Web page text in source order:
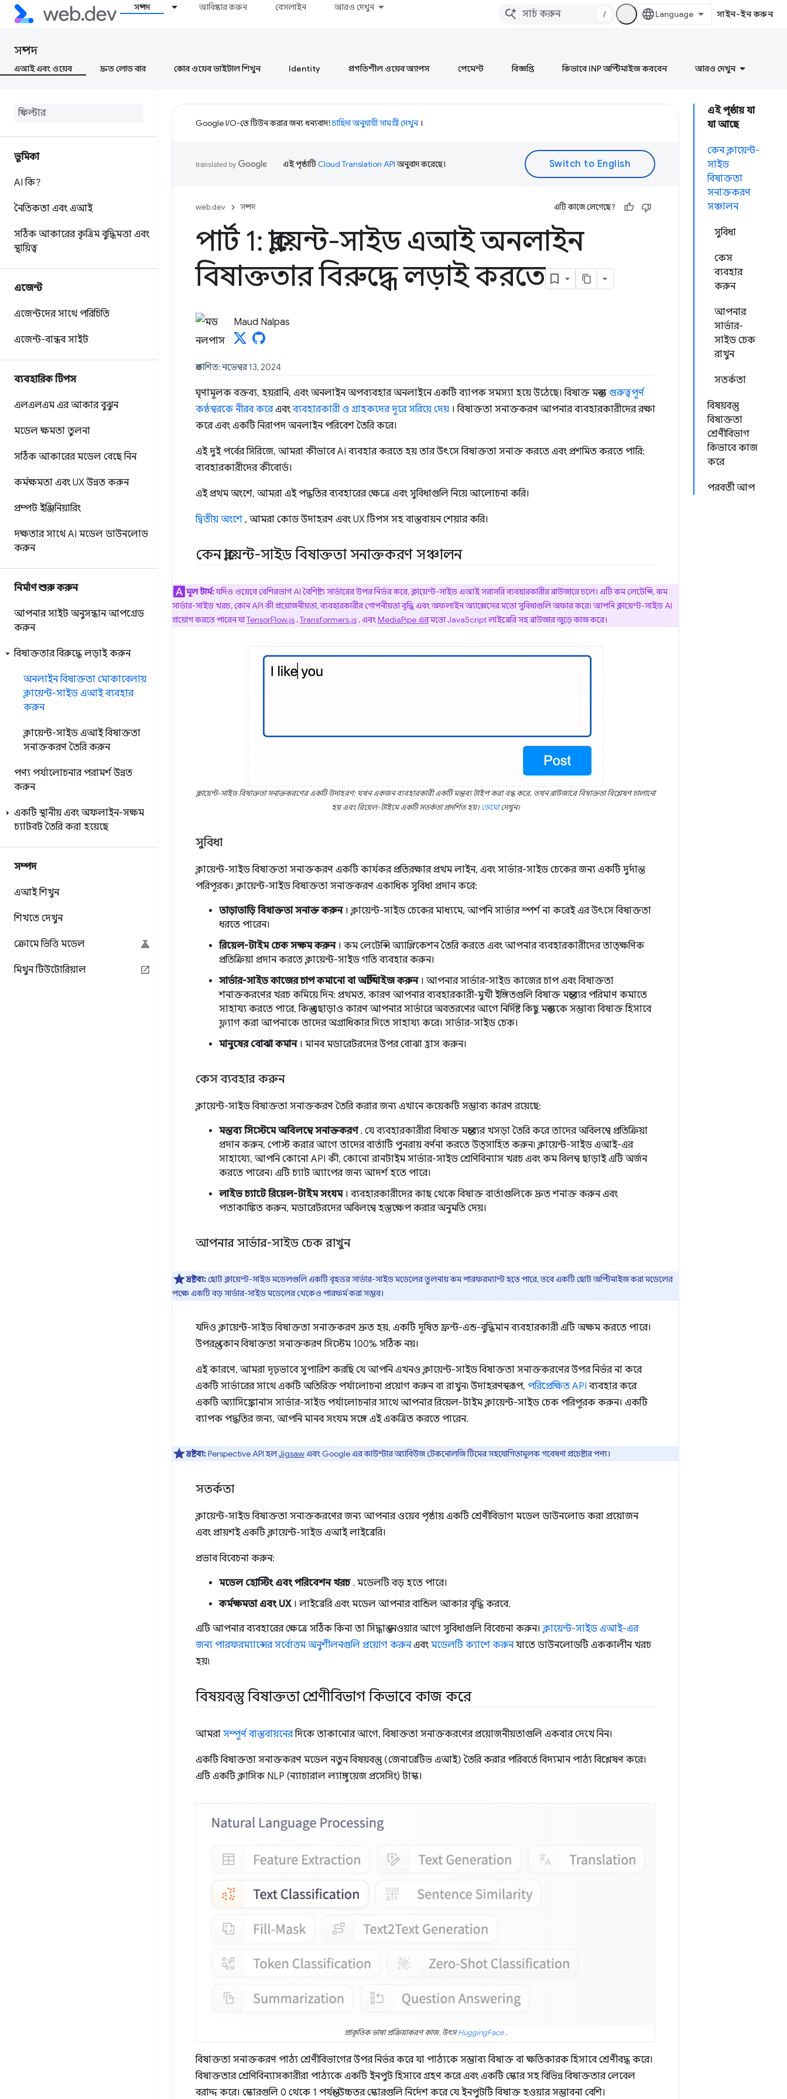
সম্পদ আবিষ্কার করুন বেসলাইন আরও দেখুন
/ সাইন-ইন করুন
সম্পদ
এআই এবং ওয়েব দ্রুত লোড বার কোর ওয়েব ভাইটাল শিখুন Identity প্রগতিশীল ওয়েব অ্যাপস পেমেন্ট বিজ্ঞপ্তি কিভাবে INP অপ্টিমাইজ করবেন আরও দেখুন
ভূমিকা
AI কি?
নৈতিকতা এবং এআই
সঠিক আকারের কৃত্রিম বুদ্ধিমত্তা এবং
স্থায়িত্ব
এজেন্ট
এজেন্টদের সাথে পরিচিতি
এজেন্ট-বান্ধব সাইট
ব্যবহারিক টিপস
এলএলএম এর আকার বুঝুন
মডেল ক্ষমতা তুলনা
সঠিক আকারের মডেল বেছে নিন
কর্মক্ষমতা এবং UX উন্নত করুন
প্রম্পট ইঞ্জিনিয়ারিং
দক্ষতার সাথে AI মডেল ডাউনলোড
করুন
নির্মাণ শুরু করুন
আপনার সাইট অনুসন্ধান আপগ্রেড
করুন
বিষাক্ততার বিরুদ্ধে লড়াই করুন
অনলাইন বিষাক্ততা মোকাবেলায়
ক্লায়েন্ট-সাইড এআই ব্যবহার
করুন
ক্লায়েন্ট-সাইড এআই বিষাক্ততা
সনাক্তকরণ তৈরি করুন
পণ্য পর্যালোচনার পরামর্শ উন্নত
করুন
একটি স্থানীয় এবং অফলাইন-সক্ষম
চ্যাটবট তৈরি করা হয়েছে
সম্পদ
এআই শিখুন
শিখতে দেখুন
ক্রোমে ভিত্তি মডেল
মিথুন টিউটোরিয়াল
এই পৃষ্ঠায় যা
যা আছে
কেন ক্লায়েন্ট-
সাইড
বিষাক্ততা
সনাক্তকরণ
সঞ্চালন
সুবিধা
কেস
ব্যবহার
করুন
আপনার
সার্ভার-
সাইড চেক
রাখুন
সতর্কতা
বিষয়বস্তু
বিষাক্ততা
শ্রেণীবিভাগ
কিভাবে কাজ
করে
পরবর্তী আপ
Google I/O-তে টিউন করার জন্য ধন্যবাদ!চাহিদা অনুযায়ী সামগ্রী দেখুন।
এই পৃষ্ঠাটিCloud Translation APIঅনুবাদ করেছে।
web.dev সম্পদ এটি কাজে লেগেছে?
পার্ট 1: ক্লায়েন্ট-সাইড এআই অনলাইন
বিষাক্ততার বিরুদ্ধে লড়াই করতে
Maud Nalpas
প্রকাশিত: নভেম্বর 13, 2024
ঘৃণামূলক বক্তব্য, হয়রানি, এবং অনলাইন অপব্যবহার অনলাইনে একটি ব্যাপক সমস্যা হয়ে উঠেছে। বিষাক্ত মন্তব্য গুরুত্বপূর্ণ
কণ্ঠস্বরকে নীরব করেএবংব্যবহারকারী ও গ্রাহকদের দূরে সরিয়ে দেয় । বিষাক্ততা সনাক্তকরণ আপনার ব্যবহারকারীদের রক্ষা
করে এবং একটি নিরাপদ অনলাইন পরিবেশ তৈরি করে।
এই দুই পর্বের সিরিজে, আমরা কীভাবে AI ব্যবহার করতে হয় তার উৎসে বিষাক্ততা সনাক্ত করতে এবং প্রশমিত করতে পারি:
ব্যবহারকারীদের কীবোর্ড।
এই প্রথম অংশে, আমরা এই পদ্ধতির ব্যবহারের ক্ষেত্রে এবং সুবিধাগুলি নিয়ে আলোচনা করি।
দ্বিতীয় অংশে , আমরা কোড উদাহরণ এবং UX টিপস সহ বাস্তবায়ন শেয়ার করি।
কেন ক্লায়েন্ট-সাইড বিষাক্ততা সনাক্তকরণ সঞ্চালন
মূল টার্ম:যদিও ওয়েবে বেশিরভাগ AI বৈশিষ্ট্য সার্ভারের উপর নির্ভর করে, ক্লায়েন্ট-সাইড এআই সরাসরি ব্যবহারকারীর ব্রাউজারে চলে। এটি কম লেটেন্সি, কম
সার্ভার-সাইড খরচ, কোন API কী প্রয়োজনীয়তা, ব্যবহারকারীর গোপনীয়তা বৃদ্ধি এবং অফলাইন অ্যাক্সেসের মতো সুবিধাগুলি অফার করে৷ আপনি ক্লায়েন্ট-সাইড AI
প্রয়োগ করতে পারেন যাTensorFlow.js ,Transformers.js , এবংMediaPipe এরমতো JavaScript লাইব্রেরি সহ ব্রাউজার জুড়ে কাজ করে।
ক্লায়েন্ট-সাইড বিষাক্ততা সনাক্তকরণের একটি উদাহরণ: যখন একজন ব্যবহারকারী একটি মন্তব্য টাইপ করা বন্ধ করে, তখন ব্রাউজারে বিষাক্ততা বিশ্লেষণ চালানো
হয় এবং রিয়েল-টাইমে একটি সতর্কতা প্রদর্শিত হয়।ডেমোদেখুন।
সুবিধা
ক্লায়েন্ট-সাইড বিষাক্ততা সনাক্তকরণ একটি কার্যকর প্রতিরক্ষার প্রথম লাইন, এবং সার্ভার-সাইড চেকের জন্য একটি দুর্দান্ত
পরিপূরক। ক্লায়েন্ট-সাইড বিষাক্ততা সনাক্তকরণ একাধিক সুবিধা প্রদান করে:
তাড়াতাড়ি বিষাক্ততা সনাক্ত করুন। ক্লায়েন্ট-সাইড চেকের মাধ্যমে, আপনি সার্ভার স্পর্শ না করেই এর উৎসে বিষাক্ততা
ধরতে পারেন।
রিয়েল-টাইম চেক সক্ষম করুন। কম লেটেন্সি অ্যাপ্লিকেশন তৈরি করতে এবং আপনার ব্যবহারকারীদের তাত্ক্ষণিক
প্রতিক্রিয়া প্রদান করতে ক্লায়েন্ট-সাইড গতি ব্যবহার করুন।
সার্ভার-সাইড কাজের চাপ কমানো বা অপ্টিমাইজ করুন। আপনার সার্ভার-সাইড কাজের চাপ এবং বিষাক্ততা
শনাক্তকরণের খরচ কমিয়ে দিন: প্রথমত, কারণ আপনার ব্যবহারকারী-মুখী ইঙ্গিতগুলি বিষাক্ত মন্তব্যের পরিমাণ কমাতে
সাহায্য করতে পারে, কিন্তু এছাড়াও কারণ আপনার সার্ভারে অবতরণের আগে নির্দিষ্ট কিছু মন্তব্যকে সম্ভাব্য বিষাক্ত হিসাবে
ফ্ল্যাগ করা আপনাকে তাদের অগ্রাধিকার দিতে সাহায্য করে। সার্ভার-সাইড চেক।
মানুষের বোঝা কমান। মানব মডারেটরদের উপর বোঝা হ্রাস করুন।
কেস ব্যবহার করুন
ক্লায়েন্ট-সাইড বিষাক্ততা সনাক্তকরণ তৈরি করার জন্য এখানে কয়েকটি সম্ভাব্য কারণ রয়েছে:
মন্তব্য সিস্টেমে অবিলম্বে সনাক্তকরণ. যে ব্যবহারকারীরা বিষাক্ত মন্তব্যের খসড়া তৈরি করে তাদের অবিলম্বে প্রতিক্রিয়া
প্রদান করুন, পোস্ট করার আগে তাদের বার্তাটি পুনরায় বর্ণনা করতে উত্সাহিত করুন৷ ক্লায়েন্ট-সাইড এআই-এর
সাহায্যে, আপনি কোনো API কী, কোনো রানটাইম সার্ভার-সাইড শ্রেণিবিন্যাস খরচ এবং কম বিলম্ব ছাড়াই এটি অর্জন
করতে পারেন। এটি চ্যাট অ্যাপের জন্য আদর্শ হতে পারে।
লাইভ চ্যাটে রিয়েল-টাইম সংযম। ব্যবহারকারীদের কাছ থেকে বিষাক্ত বার্তাগুলিকে দ্রুত শনাক্ত করুন এবং
পতাকাঙ্কিত করুন, মডারেটরদের অবিলম্বে হস্তক্ষেপ করার অনুমতি দেয়।
আপনার সার্ভার-সাইড চেক রাখুন
দ্রষ্টব্য:ছোট ক্লায়েন্ট-সাইড মডেলগুলি একটি বৃহত্তর সার্ভার-সাইড মডেলের তুলনায় কম পারফরম্যান্ট হতে পারে, তবে একটি ছোট অপ্টিমাইজ করা মডেলের
পক্ষে একটি বড় সার্ভার-সাইড মডেলের থেকেও পারফর্ম করা সম্ভব।
যদিও ক্লায়েন্ট-সাইড বিষাক্ততা সনাক্তকরণ দ্রুত হয়, একটি দূষিত ফ্রন্ট-এন্ড-বুদ্ধিমান ব্যবহারকারী এটি অক্ষম করতে পারে।
উপরন্তু, কোন বিষাক্ততা সনাক্তকরণ সিস্টেম 100% সঠিক নয়।
এই কারণে, আমরা দৃঢ়ভাবে সুপারিশ করছি যে আপনি এখনও ক্লায়েন্ট-সাইড বিষাক্ততা সনাক্তকরণের উপর নির্ভর না করে
একটি সার্ভারের সাথে একটি অতিরিক্ত পর্যালোচনা প্রয়োগ করুন বা রাখুন৷ উদাহরণস্বরূপ, পরিপ্রেক্ষিত API ব্যবহার করে
একটি অ্যাসিঙ্ক্রোনাস সার্ভার-সাইড পর্যালোচনার সাথে আপনার রিয়েল-টাইম ক্লায়েন্ট-সাইড চেক পরিপূরক করুন। একটি
ব্যাপক পদ্ধতির জন্য, আপনি মানব সংযম সঙ্গে এই একত্রিত করতে পারেন.
দ্রষ্টব্য:Perspective API হলJigsawএবং Google এর কাউন্টার অ্যাবিউজ টেকনোলজি টিমের সহযোগিতামূলক গবেষণা প্রচেষ্টার পণ্য।
সতর্কতা
ক্লায়েন্ট-সাইড বিষাক্ততা সনাক্তকরণের জন্য আপনার ওয়েব পৃষ্ঠায় একটি শ্রেণীবিভাগ মডেল ডাউনলোড করা প্রয়োজন
এবং প্রায়শই একটি ক্লায়েন্ট-সাইড এআই লাইব্রেরি।
প্রভাব বিবেচনা করুন:
মডেল হোস্টিং এবং পরিবেশন খরচ. মডেলটি বড় হতে পারে।
কর্মক্ষমতা এবং UX। লাইব্রেরি এবং মডেল আপনার বান্ডিল আকার বৃদ্ধি করবে.
এটি আপনার ব্যবহারের ক্ষেত্রে সঠিক কিনা তা সিদ্ধান্ত নেওয়ার আগে সুবিধাগুলি বিবেচনা করুন।ক্লায়েন্ট-সাইড এআই-এর
জন্য পারফরম্যান্সের সর্বোত্তম অনুশীলনগুলি প্রয়োগ করুনএবং মডেলটি ক্যাশে করুনযাতে ডাউনলোডটি এককালীন খরচ
হয়৷
বিষয়বস্তু বিষাক্ততা শ্রেণীবিভাগ কিভাবে কাজ করে
আমরা সম্পূর্ণ বাস্তবায়নেরদিকে তাকানোর আগে, বিষাক্ততা সনাক্তকরণের প্রয়োজনীয়তাগুলি একবার দেখে নিন।
একটি বিষাক্ততা সনাক্তকরণ মডেল নতুন বিষয়বস্তু (জেনারেটিভ এআই) তৈরি করার পরিবর্তে বিদ্যমান পাঠ্য বিশ্লেষণ করে।
এটি একটি ক্লাসিক NLP (ন্যাচারাল ল্যাঙ্গুয়েজ প্রসেসিং) টাস্ক।
প্রাকৃতিক ভাষা প্রক্রিয়াকরণ কাজ. উৎসHuggingFace.
বিষাক্ততা সনাক্তকরণ পাঠ্য শ্রেণীবিভাগের উপর নির্ভর করে যা পাঠ্যকে সম্ভাব্য বিষাক্ত বা ক্ষতিকারক হিসাবে শ্রেণীবদ্ধ করে।
বিষাক্ততার শ্রেণিবিন্যাসকারীরা পাঠ্যকে একটি ইনপুট হিসাবে গ্রহণ করে এবং একটি স্কোর সহ বিভিন্ন বিষাক্ততার লেবেল
বরাদ্দ করে। স্কোরগুলি 0 থেকে 1 পর্যন্ত। উচ্চতর স্কোরগুলি নির্দেশ করে যে ইনপুটটি বিষাক্ত হওয়ার সম্ভাবনা বেশি।